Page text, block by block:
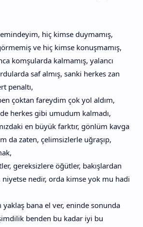
hiç kimse duymamış,
ve hiç kimse konuşmamış,
komşularda kalmamış, yalancı
saf almış, sanki herkes zan
penaltı,
çoktan fareydim çok yol aldım,
herkes gibi umudum kalmadı,
en büyük farktır, gönlüm kavga
da zaten, çelimsizlerle uğraşıp,
gereksizlere öğütler, bakışlardan
nedir, orda kimse yok mu hadi
yaklaş bana el ver, eninde sonunda
benden bu kadar iyi bu